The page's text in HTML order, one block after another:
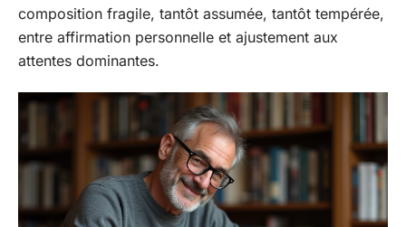
composition fragile, tantôt assumée, tantôt tempérée,
entre affirmation personnelle et ajustement aux
attentes dominantes.